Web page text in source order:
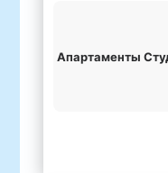
Апартаменты